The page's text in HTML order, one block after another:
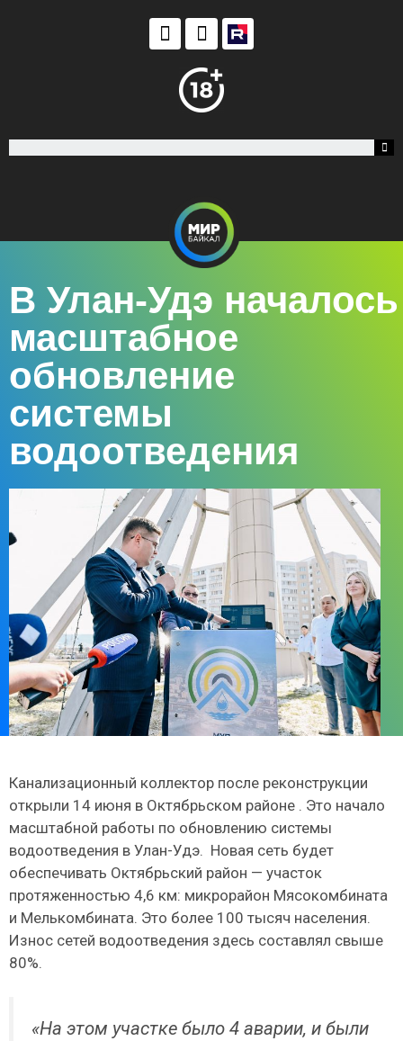
В Улан-Удэ началось
масштабное
обновление
системы
водоотведения
Канализационный коллектор после реконструкции
открыли 14 июня в Октябрьском районе . Это начало
масштабной работы по обновлению системы
водоотведения в Улан-Удэ. Новая сеть будет
обеспечивать Октябрьский район — участок
протяженностью 4,6 км: микрорайон Мясокомбината
и Мелькомбината. Это более 100 тысяч населения.
Износ сетей водоотведения здесь составлял свыше
80%.
«На этом участке было 4 аварии, и были